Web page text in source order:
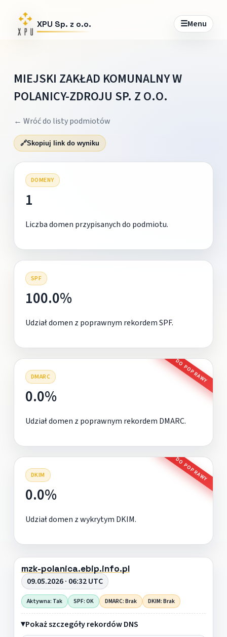
XPU Sp. z o.o. ☰Menu
MIEJSKI ZAKŁAD KOMUNALNY W
POLANICY-ZDROJU SP. Z O.O.
← Wróć do listy podmiotów
🔗Skopiuj link do wyniku
DOMENY
1
Liczba domen przypisanych do podmiotu.
SPF
100.0%
Udział domen z poprawnym rekordem SPF.
DMARC DO POPRAWY
0.0%
Udział domen z poprawnym rekordem DMARC.
DKIM DO POPRAWY
0.0%
Udział domen z wykrytym DKIM.
mzk-polanica.ebip.info.pl
09.05.2026 · 06:32 UTC
Aktywna: Tak SPF: OK DMARC: Brak DKIM: Brak
Pokaż szczegóły rekordów DNS